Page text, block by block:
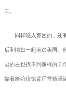
工。
同样陷入窘困的，还有
后和情妇一起潜逃美国。
语的左也找不到像样的工
靠着给殡仪馆背尸首勉强